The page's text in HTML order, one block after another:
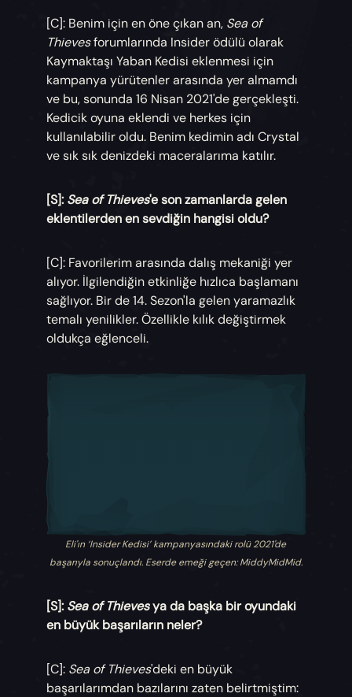
[C]: Benim için en öne çıkan an, Sea of
Thievesforumlarında Insider ödülü olarak
Kaymaktaşı Yaban Kedisi eklenmesi için
kampanya yürütenler arasında yer almamdı
ve bu, sonunda 16 Nisan 2021'de gerçekleşti.
Kedicik oyuna eklendi ve herkes için
kullanılabilir oldu. Benim kedimin adı Crystal
ve sık sık denizdeki maceralarıma katılır.
[S]: Sea of Thieves'e son zamanlarda gelen
eklentilerden en sevdiğin hangisi oldu?
[C]: Favorilerim arasında dalış mekaniği yer
alıyor. İlgilendiğin etkinliğe hızlıca başlamanı
sağlıyor. Bir de 14. Sezon'la gelen yaramazlık
temalı yenilikler. Özellikle kılık değiştirmek
oldukça eğlenceli.
Eli'ın ‘Insider Kedisi’ kampanyasındaki rolü 2021'de
başarıyla sonuçlandı. Eserde emeği geçen: MiddyMidMid.
[S]: Sea of Thievesya da başka bir oyundaki
en büyük başarıların neler?
[C]: Sea of Thieves'deki en büyük
başarılarımdan bazılarını zaten belirtmiştim: